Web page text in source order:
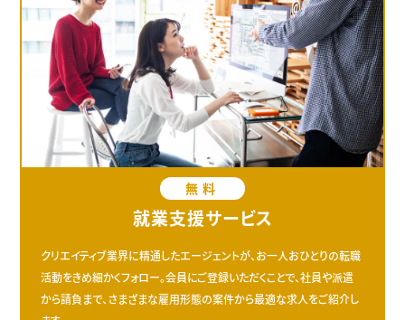
無料
就業支援サービス
クリエイティブ業界に精通したエージェントが、お一人おひとりの転職
活動をきめ細かくフォロー。会員にご登録いただくことで、社員や派遣
から請負まで、さまざまな雇用形態の案件から最適な求人をご紹介し